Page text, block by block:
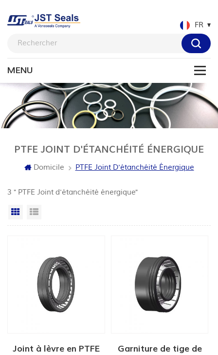
FR
PTFE JOINT D'ÉTANCHÉITÉ ÉNERGIQUE
Domicile PTFE Joint D'étanchéité Énergique
3 " PTFE Joint d'étanchéité énergique"
Grille
Joint à lèvre en PTFE
Garniture de tige de